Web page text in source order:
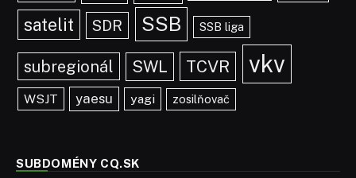
satelit SDR SSB SSB liga
subregionál SWL TCVR vkv
WSJT yaesu yagi zosilňovač
SUBDOMÉNY CQ.SK